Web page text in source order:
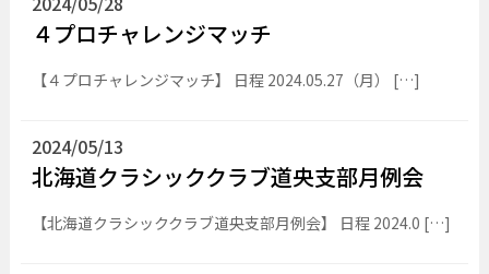
４プロチャレンジマッチ
【４プロチャレンジマッチ】 日程 2024.05.27（月） […]
2024/05/13
北海道クラシッククラブ道央支部月例会
【北海道クラシッククラブ道央支部月例会】 日程 2024.0 […]